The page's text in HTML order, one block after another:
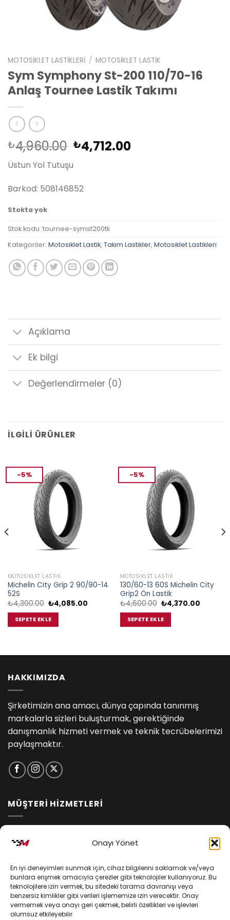
Onayı Yönet
En iyi deneyimleri sunmak için, cihaz bilgilerini saklamak ve/veya
bunlara erişmek amacıyla çerezler gibi teknolojiler kullanıyoruz. Bu
teknolojilere izin vermek, bu sitedeki tarama davranışı veya
benzersiz kimlikler gibi verileri işlememize izin verecektir. Onay
vermemek veya onayı geri çekmek, belirli özellikleri ve işlevleri
olumsuz etkileyebilir.
MOTOSIKLET LASTIKLERI / MOTOSIKLET LASTIK
Sym Symphony St-200 110/70-16
Anlaş Tournee Lastik Takımı
₺4,960.00 Orijinal
₺4,712.00Şu
Üstun Yol Tutuşu
Barkod: 508146852
Stokta yok
Stok kodu: tournee-symst200tk
Kategoriler: Motosiklet Lastik, Takım Lastikler, Motosiklet Lastikleri
Açıklama
Ek bilgi
Değerlendirmeler (0)
İLGILI ÜRÜNLER
-5%
MOTOSIKLET LASTIK
Michelin City Grip 2 90/90-14
52S
₺4,300.00 Orijinal
fiyat:
₺4,300.00.
₺4,085.00Şu
SEPETE EKLE
-5%
MOTOSIKLET LASTIK
130/60-13 60S Michelin City
Grip2 Ön Lastik
₺4,600.00 Orijinal
fiyat:
₺4,600.00.
₺4,370.00Şu
SEPETE EKLE
HAKKIMIZDA
Şirketimizin ana amacı, dünya çapında tanınmış
markalarla sizleri buluşturmak, gerektiğinde
danışmanlık hizmeti vermek ve teknik tecrübelerimizi
paylaşmaktır.
MÜŞTERİ HİZMETLERİ
Kişisel Verilerin Korunması
Mesafeli Satış Sözleşmesi